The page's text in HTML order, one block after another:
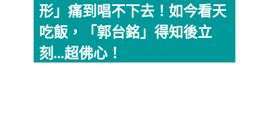
形」痛到唱不下去！如今看天
吃飯，「郭台銘」得知後立
刻...超佛心！